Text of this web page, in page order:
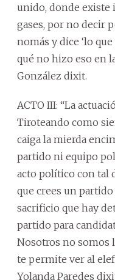
unido, donde existe
gases, por no decir
nomás y dice ‘lo
qué no hizo eso en
González dixit.
ACTO III: “La
Tiroteando como
caiga la mierda
partido ni equipo
acto político con tal
que crees un
sacrificio que hay
partido para
Nosotros no somos
te permite ver al
Yolanda Paredes